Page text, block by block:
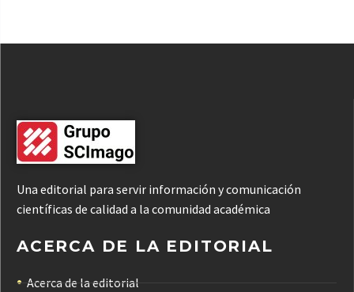
Una editorial para servir información y comunicación
científicas de calidad a la comunidad académica
ACERCA DE LA EDITORIAL
Acerca de la editorial